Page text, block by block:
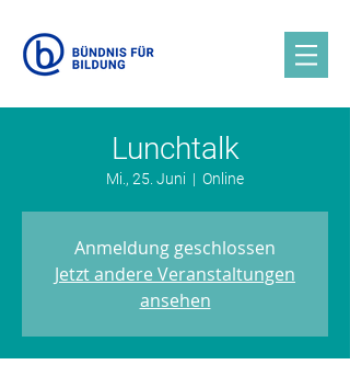
Lunchtalk
Mi., 25. Juni
  |
Online
Anmeldung geschlossen
Jetzt andere Veranstaltungen
ansehen